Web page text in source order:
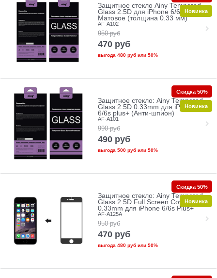
Защитное стекло Ainy Tempered
Glass 2.5D для iPhone 6/6s plus+,
Матовое (толщина 0.33 мм)
AF-A102
950 руб
470 руб
выгода 480 рубили 50%
Новинка
Защитное стекло: Ainy Tempered
Glass 2.5D 0.33mm для iPhone
6/6s plus+ (Анти-шпион)
AF-A101
990 руб
490 руб
выгода 500 рубили 50%
Скидка 50%
Новинка
Защитное стекло: Ainy Tempered
Glass 2.5D Full Screen Cover
0.33mm для iPhone 6/6s Plus+
AF-A125A
950 руб
470 руб
выгода 480 рубили 50%
Скидка 50%
Новинка